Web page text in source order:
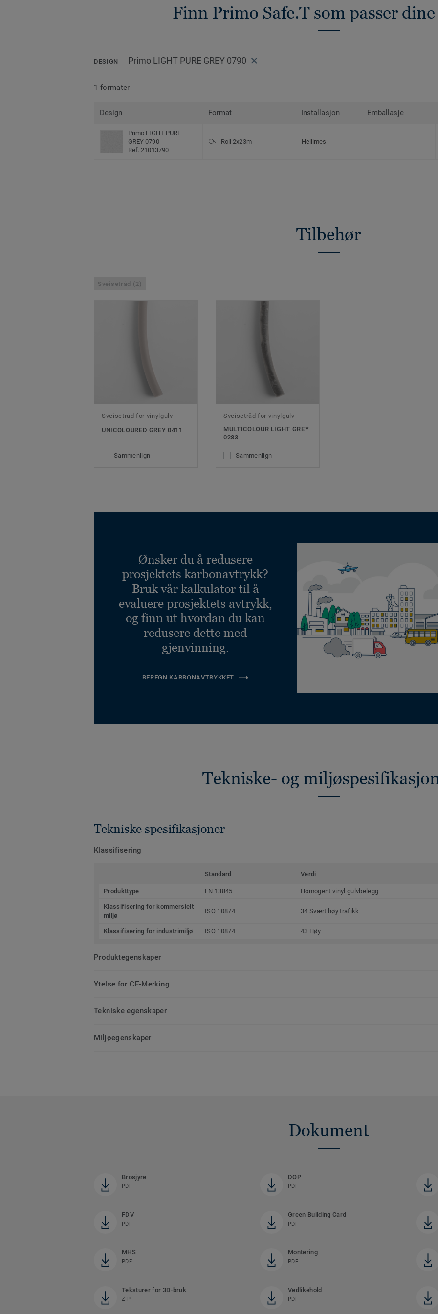
Finn Primo Safe.T som passer
DESIGN Primo LIGHT PURE GREY 0790
1 formater
Design Format Installasjon Emballasje
Primo LIGHT PURE
GREY 0790
Ref. 21013790
Roll 2x23m Hellimes
Tilbehør
Sveisetråd (2)
Sveisetråd for vinylgulv
UNICOLOURED GREY 0411
Sammenlign
Sveisetråd for vinylgulv
MULTICOLOUR LIGHT GREY
0283
Sammenlign
Ønsker du å redusere
prosjektets karbonavtrykk?
Bruk vår kalkulator til å
evaluere prosjektets avtrykk,
og finn ut hvordan du kan
redusere dette med
gjenvinning.
BEREGN KARBONAVTRYKKET
Tekniske- og
Tekniske spesifikasjoner
Klassifisering
Standard Verdi
Produkttype EN 13845 Homogent vinyl gulvbelegg
Klassifisering for kommersielt
miljø
ISO 10874 34 Svært høy trafikk
Klassifisering for industrimiljø ISO 10874 43 Høy
Produktegenskaper
Ytelse for CE-Merking
Tekniske egenskaper
Miljøegenskaper
Dokument
Brosjyre
PDF
DOP
PDF
FDV
PDF
Green Building Card
PDF
MHS
PDF
Montering
PDF
Teksturer for 3D-bruk
ZIP
Vedlikehold
PDF